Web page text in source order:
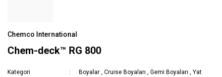
Chemco International
Chem-deck™ RG 800
Kategori Boyalar ,Cruise Boyaları ,Gemi Boyaları ,Yat